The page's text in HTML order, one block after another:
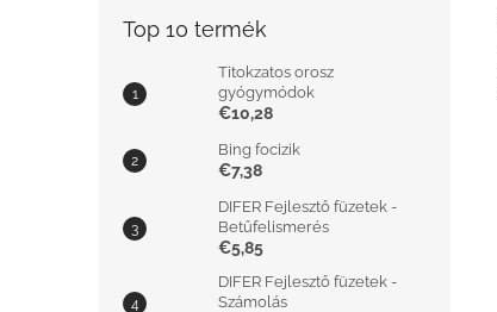
Top 10 termék
Titokzatos orosz
gyógymódok
€10,28
Bing focizik
€7,38
DIFER Fejlesztő füzetek -
Betűfelismerés
€5,85
DIFER Fejlesztő füzetek -
Számolás